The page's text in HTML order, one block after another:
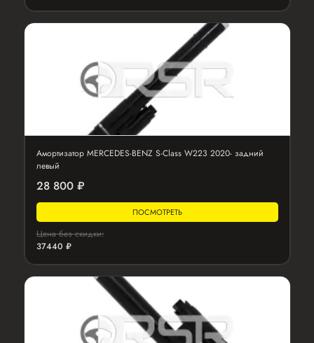
Амортизатор MERCEDES-BENZ S-Class W223 2020- задний
левый
28 800 ₽
ПОСМОТРЕТЬ
Цена без скидки:
37440 ₽